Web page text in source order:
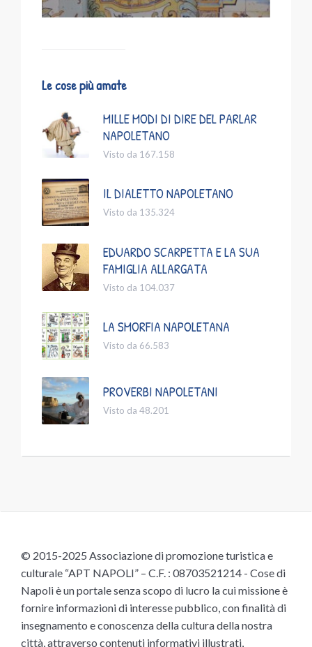
Le cose più amate
MILLE MODI DI DIRE DEL PARLAR
NAPOLETANO
Visto da 167.158
IL DIALETTO NAPOLETANO
Visto da 135.324
EDUARDO SCARPETTA E LA SUA
FAMIGLIA ALLARGATA
Visto da 104.037
LA SMORFIA NAPOLETANA
Visto da 66.583
PROVERBI NAPOLETANI
Visto da 48.201
© 2015-2025 Associazione di promozione turistica e
culturale “APT NAPOLI” – C.F. : 08703521214 - Cose di
Napoli è un portale senza scopo di lucro la cui missione è
fornire informazioni di interesse pubblico, con finalità di
insegnamento e conoscenza della cultura della nostra
città, attraverso contenuti informativi illustrati,